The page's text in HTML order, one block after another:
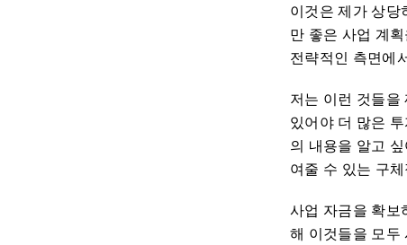
이것은 제가 상당
만 좋은 사업 계
전략적인 측면에
저는 이런 것들을
있어야 더 많은
의 내용을 알고
여줄 수 있는 구
사업 자금을 확보
해 이것들을 모두